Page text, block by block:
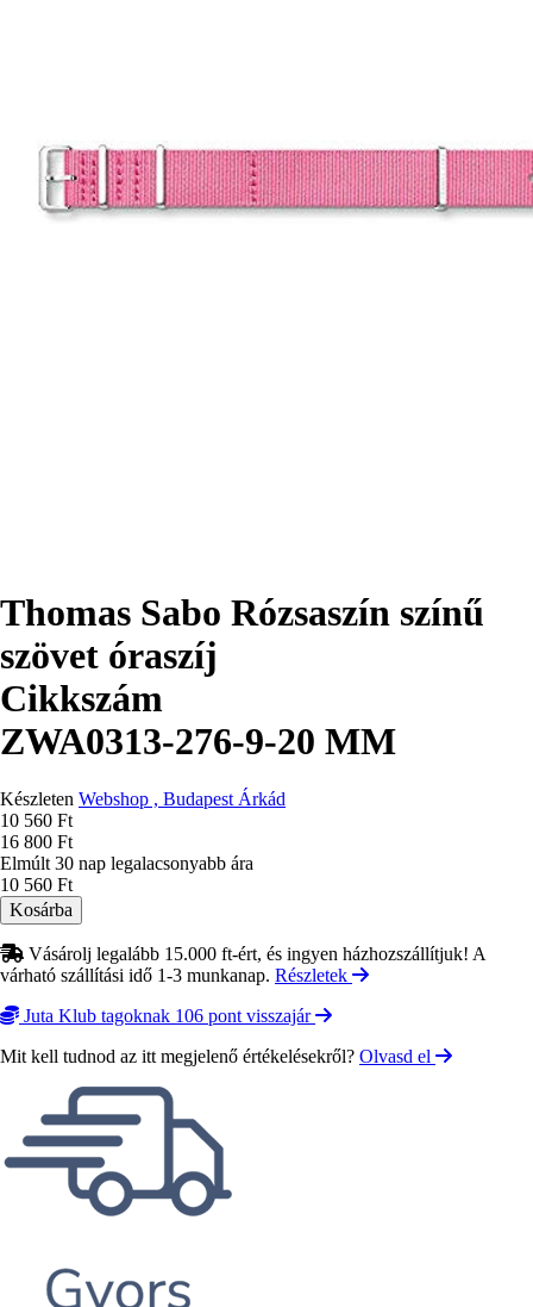
Thomas Sabo Rózsaszín színű
szövet óraszíj
Cikkszám
ZWA0313-276-9-20 MM
Készleten Webshop , Budapest Árkád
Ár
10 560 Ft
16 800 Ft
Elmúlt 30 nap legalacsonyabb ára
10 560 Ft
Vásárolj legalább 15.000 ft-ért, és ingyen házhozszállítjuk! A
várható szállítási idő 1-3 munkanap. Részletek
Juta Klub tagoknak 106 pont visszajár
Mit kell tudnod az itt megjelenő értékelésekről? Olvasd el